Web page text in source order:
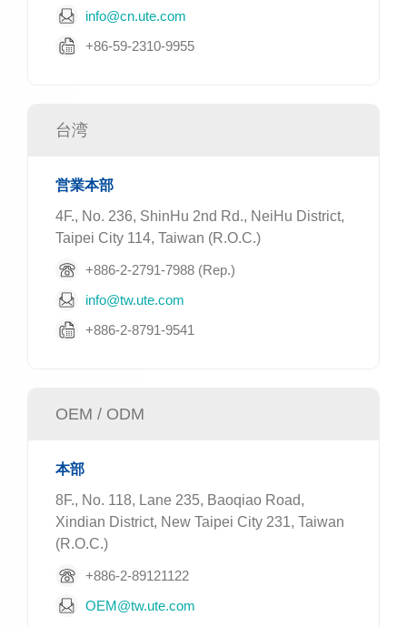
info@cn.ute.com
+86-59-2310-9955
台湾
営業本部
4F., No. 236, ShinHu 2nd Rd., NeiHu District,
Taipei City 114, Taiwan (R.O.C.)
+886-2-2791-7988 (Rep.)
info@tw.ute.com
+886-2-8791-9541
OEM / ODM
本部
8F., No. 118, Lane 235, Baoqiao Road,
Xindian District, New Taipei City 231, Taiwan
(R.O.C.)
+886-2-89121122
OEM@tw.ute.com